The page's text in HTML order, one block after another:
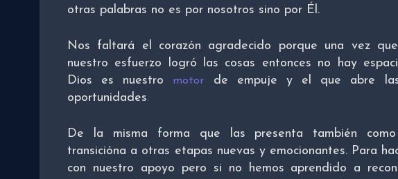
otras palabras no es por nosotros sino por Él.
Nos faltará el corazón agradecido porque una vez
nuestro esfuerzo logró las cosas entonces no hay
Dios es nuestro
motor
de empuje y el que abre
oportunidades.
De la misma forma que las presenta también
transicióna a otras etapas nuevas y emocionantes. Para
con nuestro apoyo pero si no hemos aprendido a